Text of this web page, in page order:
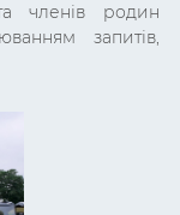
членів родин
запитів,